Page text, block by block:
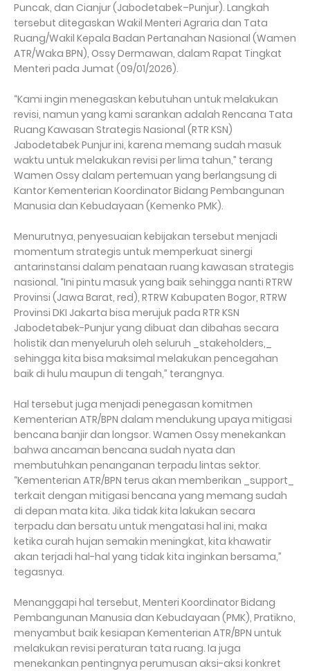
Puncak, dan Cianjur (Jabodetabek–Punjur). Langkah
tersebut ditegaskan Wakil Menteri Agraria dan Tata
Ruang/Wakil Kepala Badan Pertanahan Nasional (Wamen
ATR/Waka BPN), Ossy Dermawan, dalam Rapat Tingkat
Menteri pada Jumat (09/01/2026).
“Kami ingin menegaskan kebutuhan untuk melakukan
revisi, namun yang kami sarankan adalah Rencana Tata
Ruang Kawasan Strategis Nasional (RTR KSN)
Jabodetabek Punjur ini, karena memang sudah masuk
waktu untuk melakukan revisi per lima tahun,” terang
Wamen Ossy dalam pertemuan yang berlangsung di
Kantor Kementerian Koordinator Bidang Pembangunan
Manusia dan Kebudayaan (Kemenko PMK).
Menurutnya, penyesuaian kebijakan tersebut menjadi
momentum strategis untuk memperkuat sinergi
antarinstansi dalam penataan ruang kawasan strategis
nasional. “Ini pintu masuk yang baik sehingga nanti RTRW
Provinsi (Jawa Barat, red), RTRW Kabupaten Bogor, RTRW
Provinsi DKI Jakarta bisa merujuk pada RTR KSN
Jabodetabek-Punjur yang dibuat dan dibahas secara
holistik dan menyeluruh oleh seluruh _stakeholders,_
sehingga kita bisa maksimal melakukan pencegahan
baik di hulu maupun di tengah,” terangnya.
Hal tersebut juga menjadi penegasan komitmen
Kementerian ATR/BPN dalam mendukung upaya mitigasi
bencana banjir dan longsor. Wamen Ossy menekankan
bahwa ancaman bencana sudah nyata dan
membutuhkan penanganan terpadu lintas sektor.
“Kementerian ATR/BPN terus akan memberikan _support_
terkait dengan mitigasi bencana yang memang sudah
di depan mata kita. Jika tidak kita lakukan secara
terpadu dan bersatu untuk mengatasi hal ini, maka
ketika curah hujan semakin meningkat, kita khawatir
akan terjadi hal-hal yang tidak kita inginkan bersama,”
tegasnya.
Menanggapi hal tersebut, Menteri Koordinator Bidang
Pembangunan Manusia dan Kebudayaan (PMK), Pratikno,
menyambut baik kesiapan Kementerian ATR/BPN untuk
melakukan revisi peraturan tata ruang. Ia juga
menekankan pentingnya perumusan aksi-aksi konkret